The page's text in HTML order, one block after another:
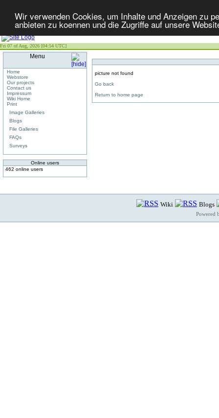
Wir verwenden Cookies, um Inhalte und Anzeigen zu
anbieten zu koennen und die Zugriffe auf unsere
Fri 07 of Aug, 2026 [04:54 UTC]
Menu
Home
Webstore
Our projects
Contact us
Impressum
Wiki Home
Print
Image Galleries
Blogs
File Galleries
FAQs
Surveys
Online users
462 online users
picture not found
Go back
Return to home page
Wiki Blogs
Powered